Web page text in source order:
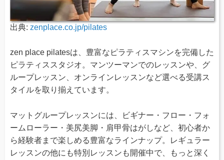
出典: zenplace.co.jp/pilates
zen place pilatesは、豊富なピラティスマシンを完備した
ピラティススタジオ。マンツーマンでのレッスンや、グ
ループレッスン、オンラインレッスンなど選べる受講ス
タイルを取り揃えています。
マットグループレッスンには、ビギナー・フロー・フォ
ームローラー・美尻美脚・肩甲骨はがしなど、初心者か
ら経験者まで楽しめる豊富なラインナップ。レギュラー
レッスンの他にも特別レッスンも開催中で、もっと深く